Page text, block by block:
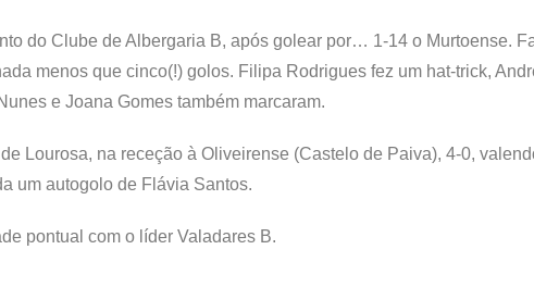
do Clube de Albergaria B, após golear por… 1-14 o Murtoense.
menos que cinco(!) golos. Filipa Rodrigues fez um hat-trick,
e Joana Gomes também marcaram.
Lourosa, na receção à Oliveirense (Castelo de Paiva), 4-0,
um autogolo de Flávia Santos.
pontual com o líder Valadares B.